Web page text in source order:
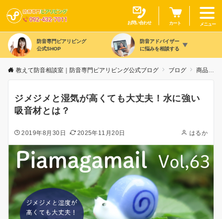
お問い合わせ カート メニュー
防音専門ピアリビング
公式SHOP
防音アドバイザー
に悩みを相談する
教えて防音相談室｜防音専門ピアリビング公式ブログ ブログ 商品カテゴリ別
ジメジメと湿気が高くても大丈夫！水に強い
吸音材とは？
2019年8月30日 2025年11月20日 はるか